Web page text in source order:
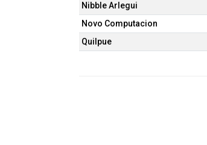
Nibble Arlegui
Novo Computacion
Quilpue